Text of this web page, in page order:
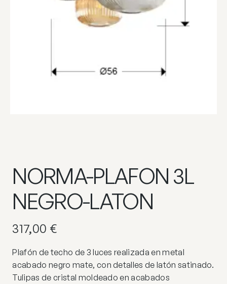
NORMA-PLAFON 3L
NEGRO-LATON
317,00 €
Plafón de techo de 3 luces realizada en metal
acabado negro mate, con detalles de latón satinado.
Tulipas de cristal moldeado en acabados